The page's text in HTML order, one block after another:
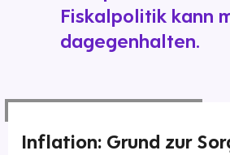
Fiskalpolitik kann
dagegenhalten.
Inflation: Grund zur